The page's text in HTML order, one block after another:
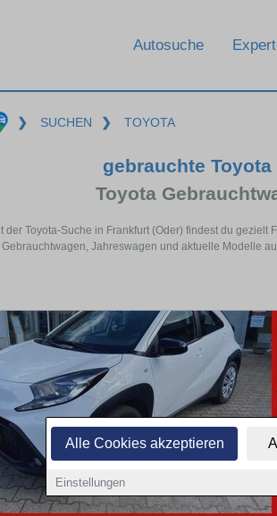
Alle Cookies akzeptieren
Einstellungen
Autosuche
❯ SUCHEN ❯ TOYOTA
gebrauchte
Toyota
der Toyota-Suche in Frankfurt (Oder) findest du
Gebrauchtwagen, Jahreswagen und aktuelle Modelle